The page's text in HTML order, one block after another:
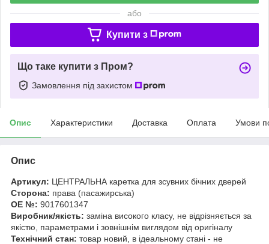
або
Купити з
Що таке купити з Пром?
Замовлення під захистом
Опис Характеристики Доставка Оплата Умови
Опис
Артикул: ЦЕНТРАЛЬНА каретка для зсувних бічних дверей
Сторона: права (пасажирська)
OE №: 9017601347
Виробник/якість: заміна високого класу, не відрізняється за
якістю, параметрами і зовнішнім виглядом від оригіналу
Технічний стан: товар новий, в ідеальному стані - не